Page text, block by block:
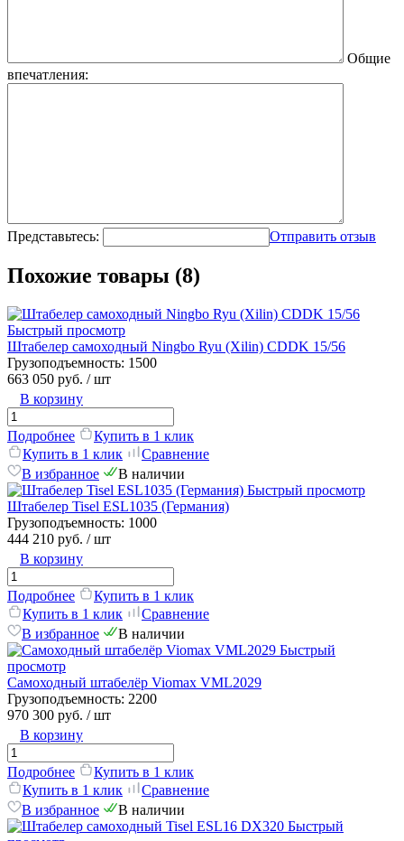
Общие
впечатления:
Представьтесь: Отправить отзыв
Похожие товары (8)
Быстрый просмотр
Штабелер самоходный Ningbo Ryu (Xilin) CDDK 15/56
Грузоподъемность: 1500
663 050 руб. / шт
В корзину
Подробнее
Купить в 1 клик
Купить в 1 клик
Сравнение
В избранное
В наличии
Быстрый просмотр
Штабелер Tisel ESL1035 (Германия)
Грузоподъемность: 1000
444 210 руб. / шт
В корзину
Подробнее
Купить в 1 клик
Купить в 1 клик
Сравнение
В избранное
В наличии
Быстрый
просмотр
Самоходный штабелёр Viomax VML2029
Грузоподъемность: 2200
970 300 руб. / шт
В корзину
Подробнее
Купить в 1 клик
Купить в 1 клик
Сравнение
В избранное
В наличии
Быстрый